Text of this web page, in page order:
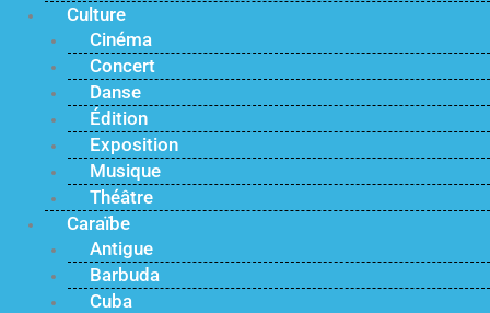
Culture
Cinéma
Concert
Danse
Édition
Exposition
Musique
Théâtre
Caraïbe
Antigue
Barbuda
Cuba